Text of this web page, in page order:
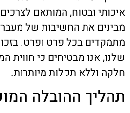
איכותי ובטוח, המותאם
מבינים את החשיבות של מעבר
מתמקדים בכל פרט ופרט.
שלנו, אנו מבטיחים כי חווית
חלקה וללא תקלות מיותרות.
תהליך ההובלה